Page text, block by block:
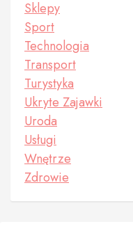
Sklepy
Sport
Technologia
Transport
Turystyka
Ukryte Zajawki
Uroda
Usługi
Wnętrze
Zdrowie